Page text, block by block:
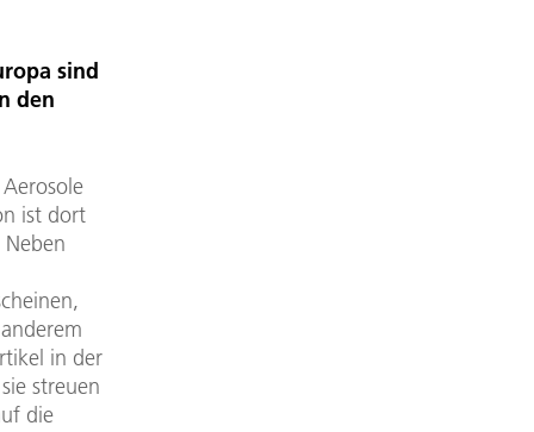
sind
den
ist dort
in der
streuen
die